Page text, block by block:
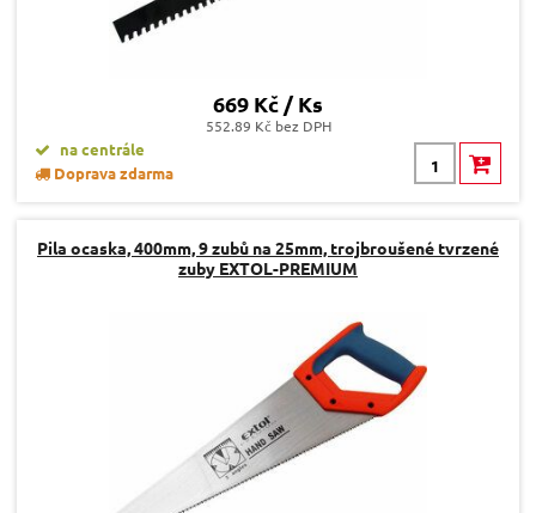
669 Kč / Ks
552.89 Kč bez DPH
na centrále
Doprava zdarma
Pila ocaska, 400mm, 9 zubů na 25mm, trojbroušené tvrzené
zuby EXTOL-PREMIUM